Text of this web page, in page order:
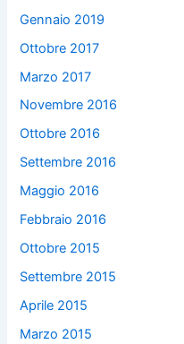
Gennaio 2019
Ottobre 2017
Marzo 2017
Novembre 2016
Ottobre 2016
Settembre 2016
Maggio 2016
Febbraio 2016
Ottobre 2015
Settembre 2015
Aprile 2015
Marzo 2015